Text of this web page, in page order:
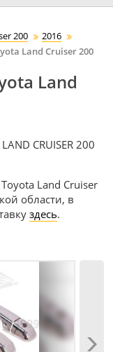
200
2016
Land Cruiser 200
Land
CRUISER 200
Land Cruiser
области, в
здесь.